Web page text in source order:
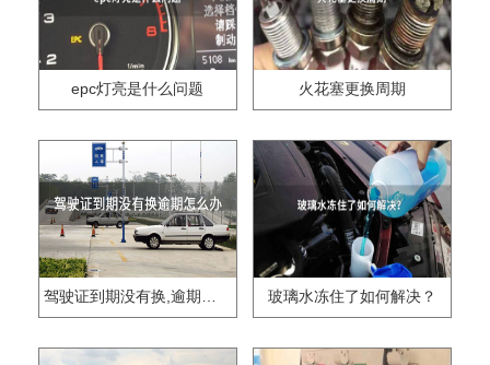
epc灯亮是什么问题 火花塞更换周期
驾驶证到期没有换,逾期怎么办?? 玻璃水冻住了如何解决？